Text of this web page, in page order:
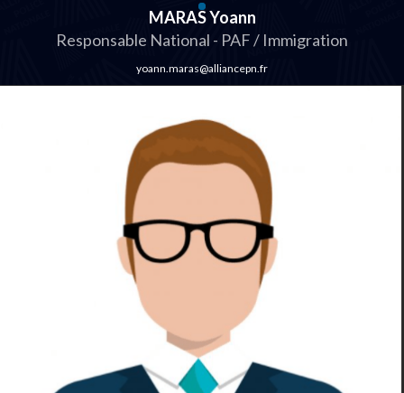
MARAS Yoann
Responsable National - PAF / Immigration
yoann.maras@alliancepn.fr